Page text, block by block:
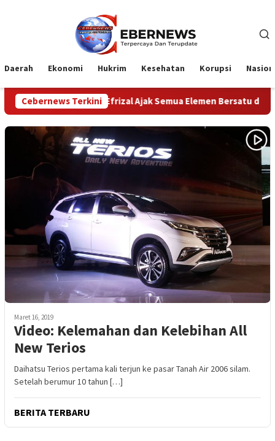
Daerah Ekonomi Hukrim Kesehatan Korupsi
Cebernews Terkini
Fauzi Efrizal Ajak Semua Elemen Bersatu dalam
Maret 16, 2019
Video: Kelemahan dan Kelebihan All
New Terios
Daihatsu Terios pertama kali terjun ke pasar Tanah Air 2006 silam.
Setelah berumur 10 tahun […]
BERITA TERBARU